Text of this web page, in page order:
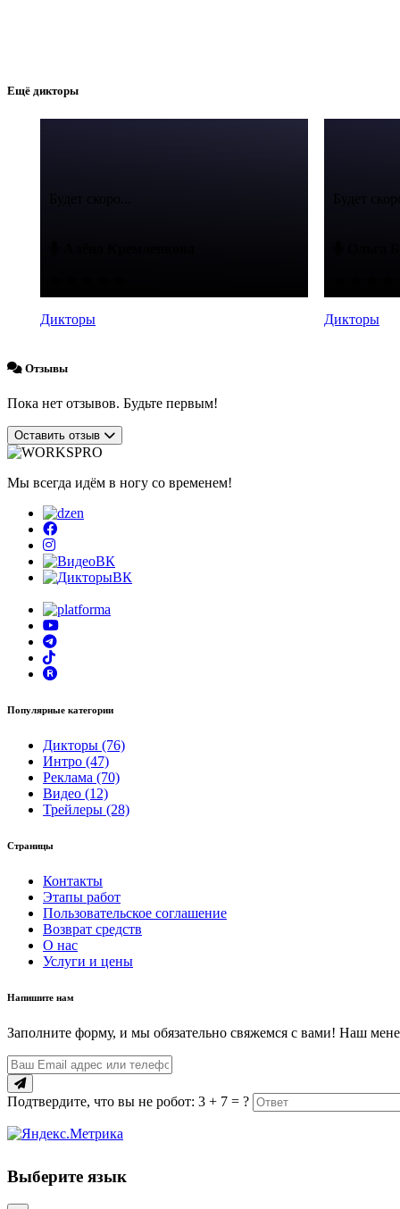
Ещё дикторы
Будет скоро...
Дикторы
Будет
Дикторы
Отзывы
Пока нет отзывов. Будьте первым!
Оставить отзыв
Мы всегда идём в ногу со временем!
Популярные категории
Дикторы (76)
Интро (47)
Реклама (70)
Видео (12)
Трейлеры (28)
Страницы
Контакты
Этапы работ
Пользовательское соглашение
Возврат средств
О нас
Услуги и цены
Напишите нам
Заполните форму, и мы обязательно свяжемся с вами! Наш
Подтвердите, что вы не робот: 3 + 7 = ?
Выберите язык